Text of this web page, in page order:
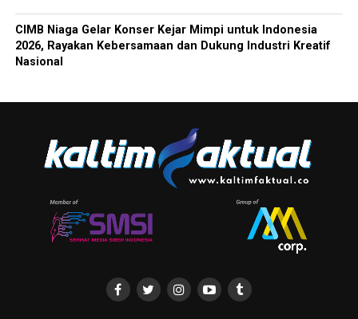
CIMB Niaga Gelar Konser Kejar Mimpi untuk Indonesia
2026, Rayakan Kebersamaan dan Dukung Industri Kreatif
Nasional